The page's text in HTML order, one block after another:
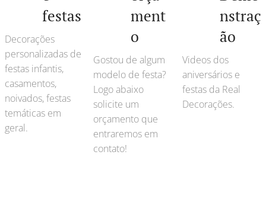
festas
Decorações
personalizadas de
festas infantis,
casamentos,
noivados, festas
temáticas em
geral.
ment
o
Gostou de algum
modelo de festa?
Logo abaixo
solicite um
orçamento que
entraremos em
contato!
nstraç
ão
Videos dos
aniversários e
festas da Real
Decorações.